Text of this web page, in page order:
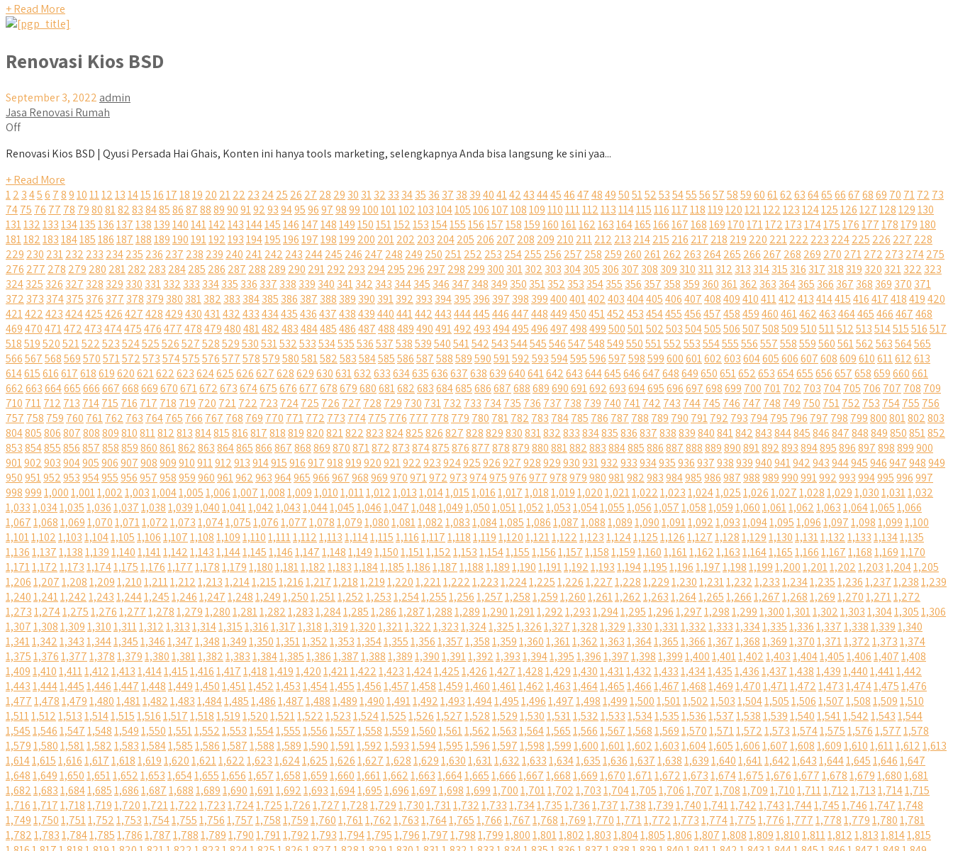
+ Read More
Renovasi Kios BSD
September 3, 2022 admin
Jasa Renovasi Rumah
Off
Renovasi Kios BSD | Qyusi Persada Hai Ghais, Konten ini hanya tools marketing, selengkapnya Anda bisa langsung ke sini yaa...
+ Read More
12 3456 78910111213141516171819 20 2122 23 2425 26 27 28 29 30 3132 33 3435 36 37 38 39404142434445464748495051525354555657585960616263646566676869 70 7172 73
7475 76 77 78 798081828384858687888990919293949596979899100101102103104105106107108109110111112113114115116117118119120121122123124125126127128129130
131132133134135136137138139140141142143144145146147148149150151152153154155156157158159160161162163164165166167168169170171172173174175176177178179180
181182183184185186187188189190191192193194195196197198199 200 201202 203 204205 206 207 208 209 210 211212 213 214215 216 217 218 219 220 221222 223 224225 226 227 228
229 230 231232 233 234235 236 237 238 239 240 241242 243 244245 246 247 248 249 250 251252 253 254255 256 257 258 259 260 261262 263 264265 266 267 268 269 270 271272 273 274275
276 277 278 279 280 281282 283 284285 286 287 288 289 290 291292 293 294295 296 297 298 299 300 301302 303 304305 306 307 308 309 310 311312 313 314315 316 317 318 319 320 321322 323
324325 326 327 328 329 330 331332 333 334335 336 337 338 339 340 341342 343 344345 346 347 348 349 350 351352 353 354355 356 357 358 359 360 361362 363 364365 366 367 368 369 370 371
372 373 374375 376 377 378 379 380 381382 383 384385 386 387 388 389 390 391392 393 394395 396 397 398 399400401402403404405406407408409410411412413414415416417418419420
421422423424425426427428429430431432433434435436437438439440441442443444445446447448449450451452453454455456457458459460461462463464465466467468
469470471472473474475476477478479480481482483484485486487488489490491492493494495496497498499500501502503504505506507508509510511512513514515516517
518519520521522523524525526527528529530531532533534535536537538539540541542543544545546547548549550551552553554555556557558559560561562563564565
566567568569570571572573574575576577578579580581582583584585586587588589590591592593594595596597598599600601602603604605606607608609610611612613
614615616617618619620621622623624625626627628629630631632633634635636637638639640641642643644645646647648649650651652653654655656657658659660661
662663664665666667668669670671672673674675676677678679680681682683684685686687688689690691692693694695696697698699 700 701702 703 704705 706 707 708 709
710 711712 713 714715 716 717 718 719 720 721722 723 724725 726 727 728 729 730 731732 733 734735 736 737 738 739 740 741742 743 744745 746 747 748 749 750 751752 753 754755 756
757 758 759 760 761762 763 764765 766 767 768 769 770 771772 773 774775 776 777 778 779 780 781782 783 784785 786 787 788 789 790 791792 793 794795 796 797 798 799800801802803
804805806807808809810811812813814815816817818819820821822823824825826827828829830831832833834835836837838839840841842843844845846847848849850851852
853854855856857858859860861862863864865866867868869870871872873874875876877878879880881882883884885886887888889890891892893894895896897898899900
901902903904905906907908909910911912913914915916917918919920921922923924925926927928929930931932933934935936937938939940941942943944945946947948949
950951952953954955956957958959960961962963964965966967968969970971972973974975976977978979980981982983984985986987988989990991992993994995996997
9989991,0001,0011,0021,0031,0041,0051,0061,0071,0081,0091,0101,0111,0121,0131,0141,0151,0161,0171,0181,0191,0201,0211,0221,0231,0241,0251,0261,0271,0281,0291,0301,0311,032
1,0331,0341,0351,0361,0371,0381,0391,0401,0411,0421,0431,0441,0451,0461,0471,0481,0491,0501,0511,0521,0531,0541,0551,0561,0571,0581,0591,0601,0611,0621,0631,0641,0651,066
1,0671,0681,0691,0701,0711,0721,0731,0741,0751,0761,0771,0781,0791,0801,0811,0821,0831,0841,0851,0861,0871,0881,0891,0901,0911,0921,0931,0941,0951,0961,0971,0981,0991,100
1,1011,1021,1031,1041,1051,1061,1071,1081,1091,1101,1111,1121,1131,1141,1151,1161,1171,1181,1191,1201,1211,1221,1231,1241,1251,1261,1271,1281,1291,1301,1311,1321,1331,1341,135
1,1361,1371,1381,1391,1401,1411,1421,1431,1441,1451,1461,1471,1481,1491,1501,1511,1521,1531,1541,1551,1561,1571,1581,1591,1601,1611,1621,1631,1641,1651,1661,1671,1681,1691,170
1,1711,1721,1731,1741,1751,1761,1771,1781,1791,1801,1811,1821,1831,1841,1851,1861,1871,1881,1891,1901,1911,1921,1931,1941,1951,1961,1971,1981,1991,2001,2011,2021,2031,2041,205
1,2061,2071,2081,2091,2101,2111,2121,2131,2141,2151,2161,2171,2181,2191,2201,2211,2221,2231,2241,2251,2261,2271,2281,2291,2301,2311,2321,2331,2341,2351,2361,2371,2381,239
1,2401,2411,2421,2431,2441,2451,2461,2471,2481,2491,2501,2511,2521,2531,2541,2551,2561,2571,2581,2591,2601,2611,2621,2631,2641,2651,2661,2671,2681,2691,2701,2711,272
1,2731,2741,2751,2761,2771,2781,2791,2801,2811,2821,2831,2841,2851,2861,2871,2881,2891,2901,2911,2921,2931,2941,2951,2961,2971,2981,2991,3001,3011,3021,3031,3041,3051,306
1,3071,3081,3091,3101,3111,3121,3131,3141,3151,3161,3171,3181,3191,3201,3211,3221,3231,3241,3251,3261,3271,3281,3291,3301,3311,3321,3331,3341,3351,3361,3371,3381,3391,340
1,3411,3421,3431,3441,3451,3461,3471,3481,3491,3501,3511,3521,3531,3541,3551,3561,3571,3581,3591,3601,3611,3621,3631,3641,3651,3661,3671,3681,3691,3701,3711,3721,3731,374
1,3751,3761,3771,3781,3791,3801,3811,3821,3831,3841,3851,3861,3871,3881,3891,3901,3911,3921,3931,3941,3951,3961,3971,3981,3991,4001,4011,4021,4031,4041,4051,4061,4071,408
1,4091,4101,4111,4121,4131,4141,4151,4161,4171,4181,4191,4201,4211,4221,4231,4241,4251,4261,4271,4281,4291,4301,4311,4321,4331,4341,4351,4361,4371,4381,4391,4401,4411,442
1,4431,4441,4451,4461,4471,4481,4491,4501,4511,4521,4531,4541,4551,4561,4571,4581,4591,4601,4611,4621,4631,4641,4651,4661,4671,4681,4691,4701,4711,4721,4731,4741,4751,476
1,4771,4781,4791,4801,4811,4821,4831,4841,4851,4861,4871,4881,4891,4901,4911,4921,4931,4941,4951,4961,4971,4981,4991,5001,5011,5021,5031,5041,5051,5061,5071,5081,5091,510
1,5111,5121,5131,5141,5151,5161,5171,5181,5191,5201,5211,5221,5231,5241,5251,5261,5271,5281,5291,5301,5311,5321,5331,5341,5351,5361,5371,5381,5391,5401,5411,5421,5431,544
1,5451,5461,5471,5481,5491,5501,5511,5521,5531,5541,5551,5561,5571,5581,5591,5601,5611,5621,5631,5641,5651,5661,5671,5681,5691,5701,5711,5721,5731,5741,5751,5761,5771,578
1,5791,5801,5811,5821,5831,5841,5851,5861,5871,5881,5891,5901,5911,5921,5931,5941,5951,5961,5971,5981,5991,6001,6011,6021,6031,6041,6051,6061,6071,6081,6091,6101,6111,6121,613
1,6141,6151,6161,6171,6181,6191,6201,6211,6221,6231,6241,6251,6261,6271,6281,6291,6301,6311,6321,6331,6341,6351,6361,6371,6381,6391,6401,6411,6421,6431,6441,6451,6461,647
1,6481,6491,6501,6511,6521,6531,6541,6551,6561,6571,6581,6591,6601,6611,6621,6631,6641,6651,6661,6671,6681,6691,6701,6711,6721,6731,6741,6751,6761,6771,6781,6791,6801,681
1,6821,6831,6841,6851,6861,6871,6881,6891,6901,6911,6921,6931,6941,6951,6961,6971,6981,6991,7001,7011,7021,7031,7041,7051,7061,7071,7081,7091,7101,7111,7121,7131,7141,715
1,7161,7171,7181,7191,7201,7211,7221,7231,7241,7251,7261,7271,7281,7291,7301,7311,7321,7331,7341,7351,7361,7371,7381,7391,7401,7411,7421,7431,7441,7451,7461,7471,748
1,7491,7501,7511,7521,7531,7541,7551,7561,7571,7581,7591,7601,7611,7621,7631,7641,7651,7661,7671,7681,7691,7701,7711,7721,7731,7741,7751,7761,7771,7781,7791,7801,781
1,7821,7831,7841,7851,7861,7871,7881,7891,7901,7911,7921,7931,7941,7951,7961,7971,7981,7991,8001,8011,8021,8031,8041,8051,8061,8071,8081,8091,8101,8111,8121,8131,8141,815